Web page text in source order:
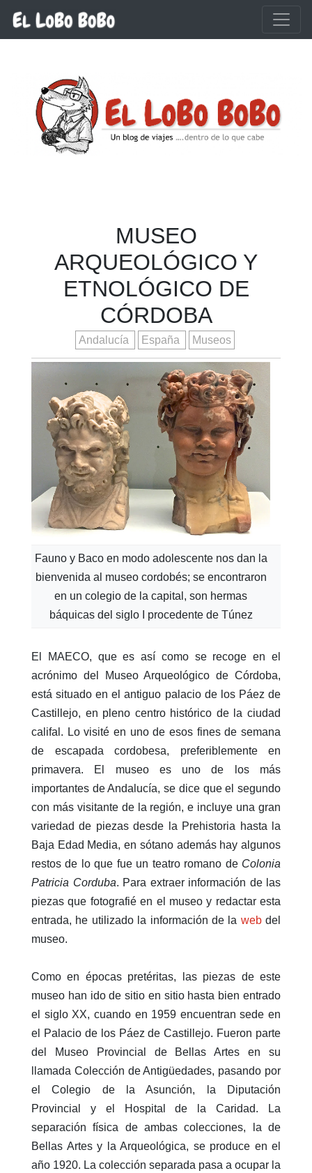
Ir al contenido principal
MUSEO
ARQUEOLÓGICO Y
ETNOLÓGICO DE
CÓRDOBA
Andalucía España Museos
Fauno y Baco en modo adolescente nos dan la
bienvenida al museo cordobés; se encontraron
en un colegio de la capital, son hermas
báquicas del siglo I procedente de Túnez
El MAECO, que es así como se recoge en el
acrónimo del Museo Arqueológico de Córdoba,
está situado en el antiguo palacio de los Páez de
Castillejo, en pleno centro histórico de la ciudad
califal. Lo visité en uno de esos fines de semana
de escapada cordobesa, preferiblemente en
primavera. El museo es uno de los más
importantes de Andalucía, se dice que el segundo
con más visitante de la región, e incluye una gran
variedad de piezas desde la Prehistoria hasta la
Baja Edad Media, en sótano además hay algunos
restos de lo que fue un teatro romano de Colonia
Patricia Corduba. Para extraer información de las
piezas que fotografié en el museo y redactar esta
entrada, he utilizado la información de la webdel
museo.
Como en épocas pretéritas, las piezas de este
museo han ido de sitio en sitio hasta bien entrado
el siglo XX, cuando en 1959 encuentran sede en
el Palacio de los Páez de Castillejo. Fueron parte
del Museo Provincial de Bellas Artes en su
llamada Colección de Antigüedades, pasando por
el Colegio de la Asunción, la Diputación
Provincial y el Hospital de la Caridad. La
separación física de ambas colecciones, la de
Bellas Artes y la Arqueológica, se produce en el
año 1920. La colección separada pasa a ocupar la